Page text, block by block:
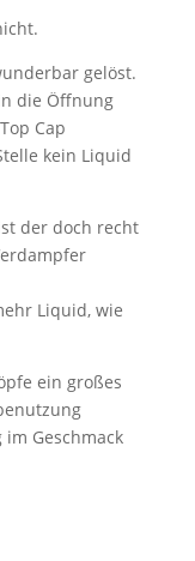
gelöst.
die Öffnung
Cap
kein Liquid
der doch recht
Liquid, wie
ein großes
Geschmack